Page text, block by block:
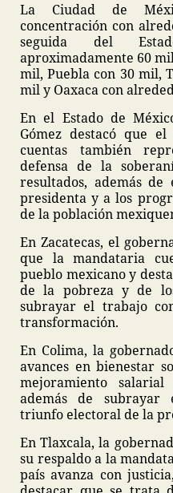
La Ciudad de
concentración con
seguida del
aproximadamente 60
mil, Puebla con 30 mil,
mil y Oaxaca con
En el Estado de
Gómez destacó que
cuentas también
defensa de la
resultados, además
presidenta y a los
de la población
En Zacatecas, el
que la mandataria
pueblo mexicano y
de la pobreza y de
subrayar el trabajo
transformación.
En Colima, la
avances en bienestar
mejoramiento
además de
triunfo electoral de la
En Tlaxcala, la
su respaldo a la
país avanza con